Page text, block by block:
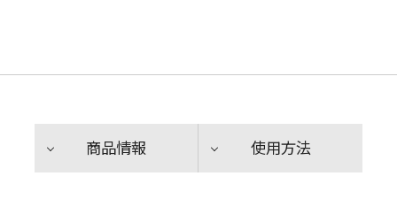
商品情報 使用方法